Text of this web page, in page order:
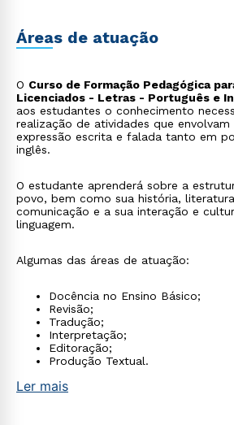
Áreas de atuação
O Curso de Formação Pedagógica
Licenciados - Letras - Português e
aos estudantes o conhecimento
realização de atividades que envolvam
expressão escrita e falada tanto em
inglês.
O estudante aprenderá sobre a
povo, bem como sua história,
comunicação e a sua interação e
linguagem.
Algumas das áreas de atuação:
Docência no Ensino Básico;
Revisão;
Tradução;
Interpretação;
Editoração;
Produção Textual.
Ler mais